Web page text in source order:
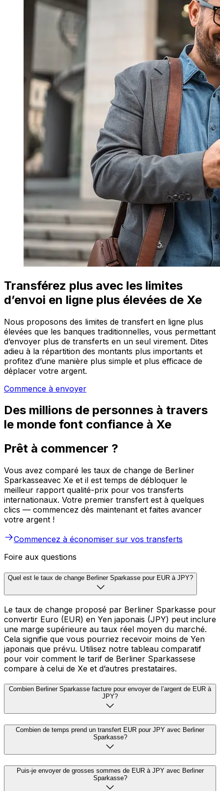
Transférez plus avec les limites
d’envoi en ligne plus élevées de Xe
Nous proposons des limites de transfert en ligne plus
élevées que les banques traditionnelles, vous permettant
d’envoyer plus de transferts en un seul virement. Dites
adieu à la répartition des montants plus importants et
profitez d’une manière plus simple et plus efficace de
déplacer votre argent.
Commence à envoyer
Des millions de personnes à travers
le monde font confiance à Xe
Prêt à commencer ?
Vous avez comparé les taux de change de Berliner
Sparkasseavec Xe et il est temps de débloquer le
meilleur rapport qualité-prix pour vos transferts
internationaux. Votre premier transfert est à quelques
clics — commencez dès maintenant et faites avancer
votre argent !
Commencez à économiser sur vos transferts
Foire aux questions
Quel est le taux de change Berliner Sparkasse pour EUR à JPY?
Le taux de change proposé par Berliner Sparkasse pour
convertir Euro (EUR) en Yen japonais (JPY) peut inclure
une marge supérieure au taux réel moyen du marché.
Cela signifie que vous pourriez recevoir moins de Yen
japonais que prévu. Utilisez notre tableau comparatif
pour voir comment le tarif de Berliner Sparkassese
compare à celui de Xe et d’autres prestataires.
Combien Berliner Sparkasse facture pour envoyer de l’argent de EUR à
JPY?
Combien de temps prend un transfert EUR pour JPY avec Berliner
Sparkasse?
Puis-je envoyer de grosses sommes de EUR à JPY avec Berliner
Sparkasse?